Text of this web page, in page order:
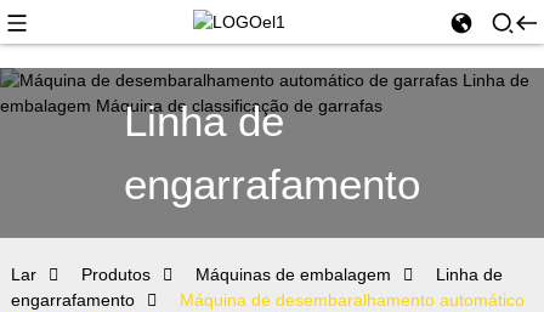
Linha de
engarrafamento
Lar Produtos Máquinas de embalagem
Linha de
engarrafamento
Máquina de desembaralhamento automático